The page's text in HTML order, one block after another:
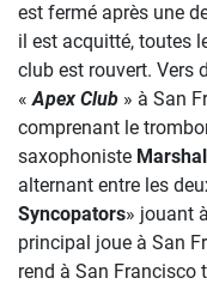
est fermé après une
il est acquitté, toutes
club est rouvert. Vers
«Apex Club » à San
comprenant le
saxophoniste
alternant entre les
Syncopators» jouant
principal joue à San
rend à San Francisco